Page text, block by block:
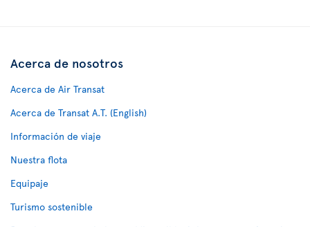
Acerca de nosotros
Acerca de Air Transat
Acerca de Transat A.T. (English)
Información de viaje
Nuestra flota
Equipaje
Turismo sostenible